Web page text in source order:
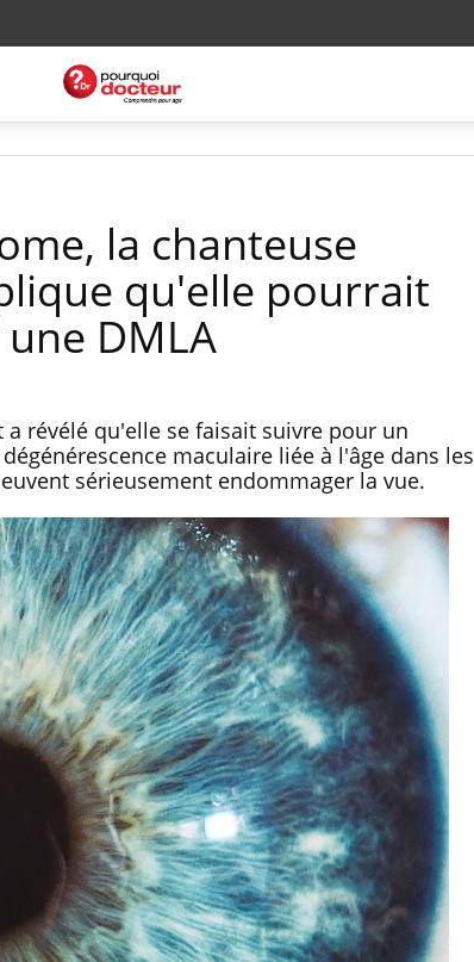
la chanteuse
qu'elle pourrait
DMLA
révélé qu'elle se faisait suivre pour un
maculaire liée à l'âge dans les
sérieusement endommager la vue.